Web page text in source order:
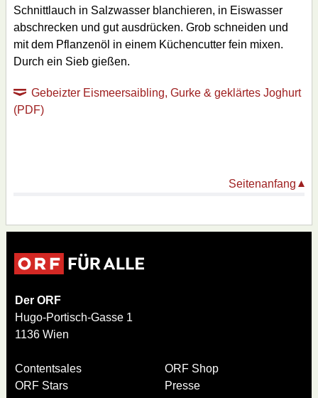
Schnittlauch in Salzwasser blanchieren, in Eiswasser
abschrecken und gut ausdrücken. Grob schneiden und
mit dem Pflanzenöl in einem Küchencutter fein mixen.
Durch ein Sieb gießen.
Gebeizter Eismeersaibling, Gurke & geklärtes Joghurt
(PDF)
Seitenanfang
Der ORF
Hugo-Portisch-Gasse 1
1136 Wien
Contentsales
ORF Stars
ORF Shop
Presse